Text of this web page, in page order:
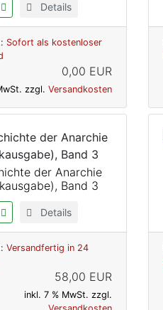
Details
Sofort als kostenloser
0,00 EUR
zzgl. Versandkosten
der Anarchie
Band 3
Details
Versandfertig in 24
58,00 EUR
inkl. 7 % MwSt. zzgl.